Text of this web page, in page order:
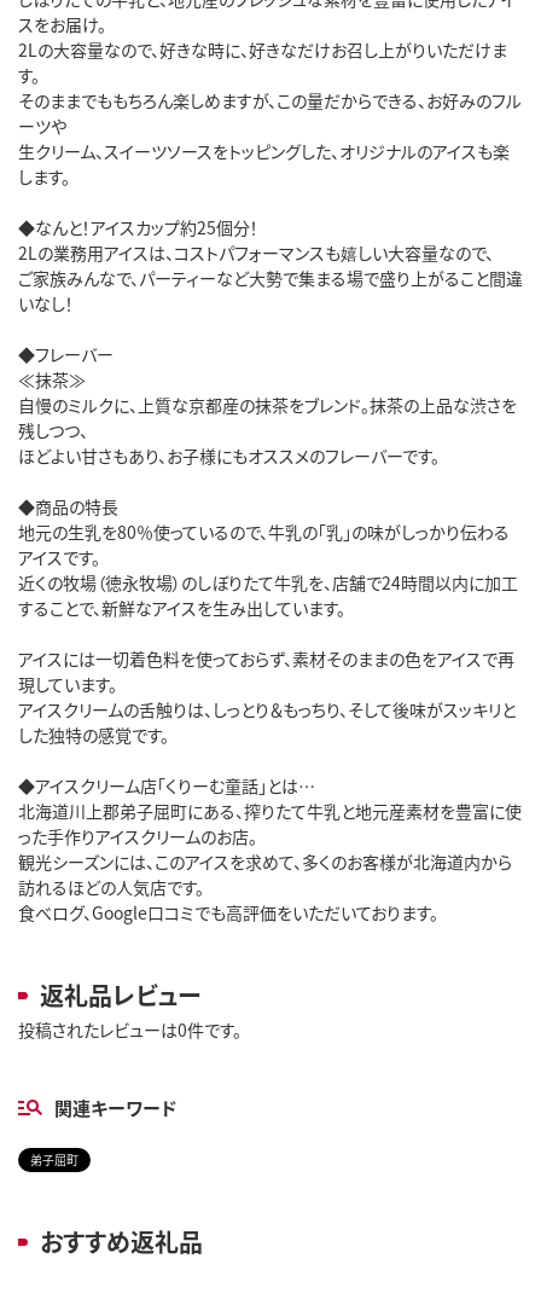
スをお届け。
2Lの大容量なので、好きな時に、好きなだけお召し上がりいただけま
す。
そのままでももちろん楽しめますが、この量だからできる、お好みのフル
ーツや
生クリーム、スイーツソースをトッピングした、オリジナルのアイスも楽
します。
◆なんと！アイスカップ約25個分！
2Lの業務用アイスは、コストパフォーマンスも嬉しい大容量なので、
ご家族みんなで、パーティーなど大勢で集まる場で盛り上がること間違
いなし！
◆フレーバー
≪抹茶≫
自慢のミルクに、上質な京都産の抹茶をブレンド。抹茶の上品な渋さを
残しつつ、
ほどよい甘さもあり、お子様にもオススメのフレーバーです。
◆商品の特長
地元の生乳を80％使っているので、牛乳の「乳」の味がしっかり伝わる
アイスです。
近くの牧場（徳永牧場）のしぼりたて牛乳を、店舗で24時間以内に加工
することで、新鮮なアイスを生み出しています。
アイスには一切着色料を使っておらず、素材そのままの色をアイスで再
現しています。
アイスクリームの舌触りは、しっとり＆もっちり、そして後味がスッキリと
した独特の感覚です。
◆アイスクリーム店「くりーむ童話」とは…
北海道川上郡弟子屈町にある、搾りたて牛乳と地元産素材を豊富に使
った手作りアイスクリームのお店。
観光シーズンには、このアイスを求めて、多くのお客様が北海道内から
訪れるほどの人気店です。
食べログ、Google口コミでも高評価をいただいております。
返礼品レビュー
投稿されたレビューは0件です。
関連キーワード
弟子屈町
おすすめ返礼品